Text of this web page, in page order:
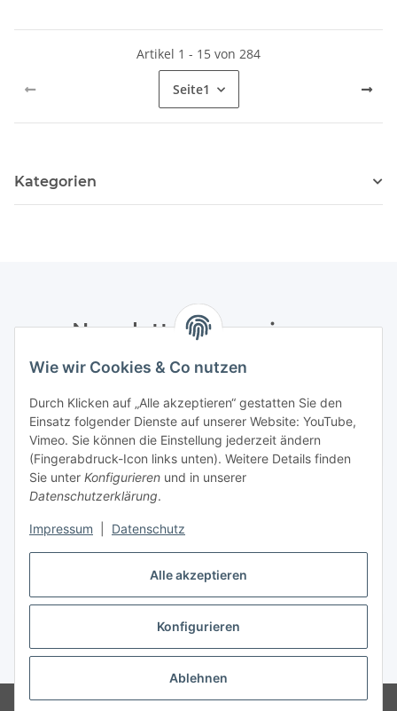
Alle akzeptieren
Konfigurieren
Ablehnen
Wie wir Cookies & Co nutzen
Durch Klicken auf „Alle akzeptieren“ gestatten Sie den
Einsatz folgender Dienste auf unserer Website: YouTube,
Vimeo. Sie können die Einstellung jederzeit ändern
(Fingerabdruck-Icon links unten). Weitere Details finden
Sie unter Konfigurieren und in unserer
Datenschutzerklärung.
Impressum Datenschutz
Artikel 1 - 15 von 284
Seite1
Kategorien
Newsletter Abonnieren
Bitte senden Sie mir entsprechend Ihrer
Informationen zu Ihrem Produktsortiment per E-Mail zu.
Abonnieren
Newsletter Abonnieren
Vertrag widerrufen
* Alle Preise inkl. gesetzlicher USt., zzgl.Versand